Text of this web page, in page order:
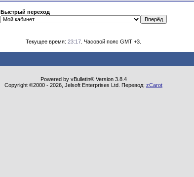
Быстрый переход
Текущее время: 23:17 . Часовой пояс GMT +3.
Powered by vBulletin® Version 3.8.4
Copyright ©2000 - 2026, Jelsoft Enterprises Ltd. Перевод: zCarot